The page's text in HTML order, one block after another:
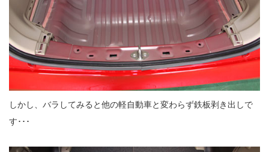
しかし、バラしてみると他の軽自動車と変わらず鉄板剥き出しで
す･･･